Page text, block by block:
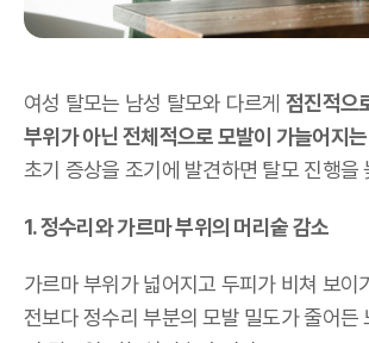
여성 탈모는 남성 탈모와 다르게점진적으
부위가 아닌 전체적으로 모발이 가늘어지
초기 증상을 조기에 발견하면 탈모 진행을
1. 정수리와 가르마 부위의 머리숱 감소
가르마 부위가 넓어지고 두피가 비쳐 보이
전보다 정수리 부분의 모발 밀도가 줄어든